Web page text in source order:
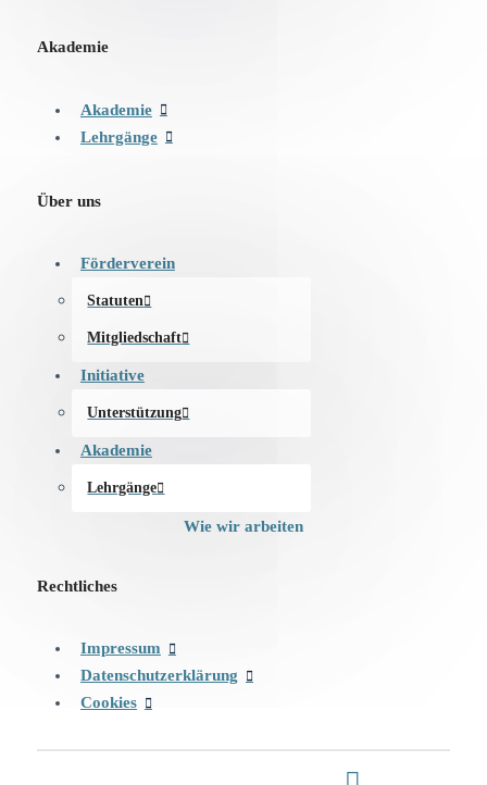
Akademie
Akademie
Lehrgänge
Über uns
Förderverein
Statuten
Mitgliedschaft
Initiative
Unterstützung
Akademie
Lehrgänge
Wie wir arbeiten
Rechtliches
Impressum
Datenschutzerklärung
Cookies